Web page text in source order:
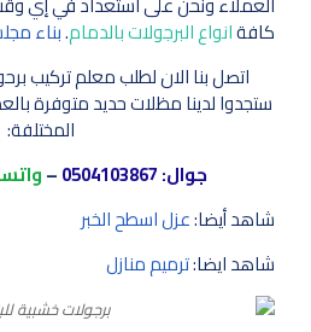
كافةانواع البرجولات بالدمام.بناء
اتصل بنا الان لطلب معلم تركيب
ستجدوا لدينا مظلات حديد متوفرة
المختلفة:
جوال:0504103867
–
شاهد أيضا:عزل اسطح الخبر
شاهد ايضا:ترميم منازل